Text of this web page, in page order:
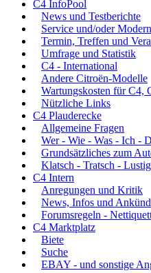
C4 InfoPool
News und Testberichte
Service und/oder
Termin, Treffen und
Umfrage und Statistik
C4 - International
Andere Citroën-Modelle
Wartungskosten für C4,
Nützliche Links
C4 Plauderecke
Allgemeine Fragen
Wer - Wie - Was - Ich -
Grundsätzliches zum
Klatsch - Tratsch -
C4 Intern
Anregungen und Kritik
News, Infos und
Forumsregeln -
C4 Marktplatz
Biete
Suche
EBAY - und sonstige